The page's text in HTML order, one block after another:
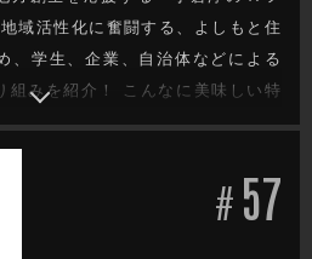
域活性化に奮闘する、よしもと住
、学生、企業、自治体などによる
組みを紹介！ こんなに美味しい特
街の魅力をもっと知ってほし
らいい？ 日本の未来を次世代へと
トがきっと見つかる！
# 57